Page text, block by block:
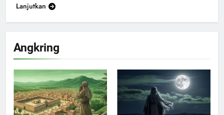
Angkring
200
Khutbah Idul Fitri di Rumah
Lanjutkan